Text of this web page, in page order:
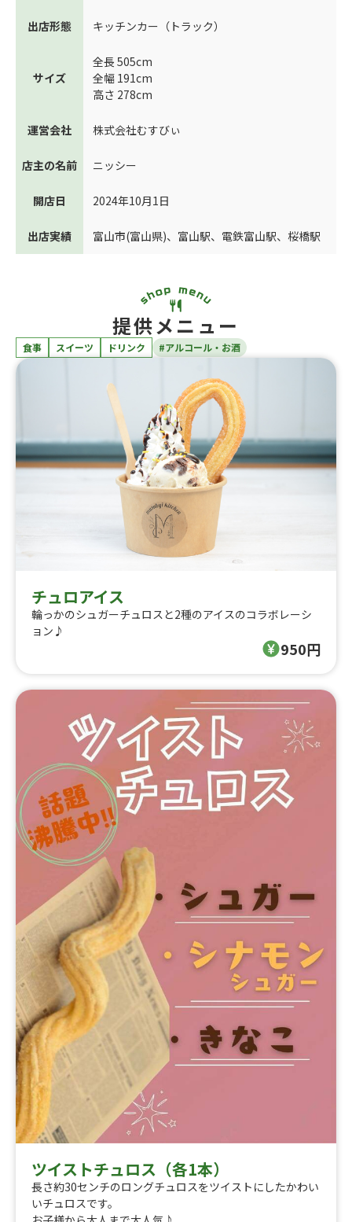
出店形態 キッチンカー（トラック）
サイズ
全長 505cm
全幅 191cm
高さ 278cm
運営会社 株式会社むすびぃ
店主の名前 ニッシー
開店日 2024年10月1日
出店実績 富山市(富山県)、 富山駅、 電鉄富山駅、 桜橋駅
提供メニュー
食事 スイーツ ドリンク #アルコール・お酒
チュロアイス
輪っかのシュガーチュロスと2種のアイスのコラボレーシ
ョン♪
950円
ツイストチュロス（各1本）
長さ約30センチのロングチュロスをツイストにしたかわい
いチュロスです。